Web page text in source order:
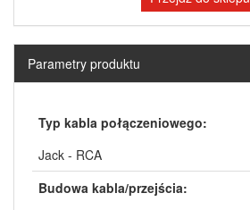
Parametry produktu
Typ kabla połączeniowego:
Jack - RCA
Budowa kabla/przejścia: